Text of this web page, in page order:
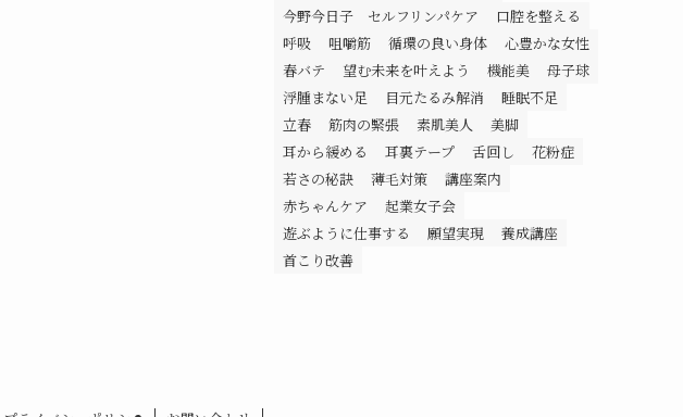
今野今日子 セルフリンパケア
口腔を整える
呼吸
咀嚼筋 循環の良い身体
心豊かな女性
春バテ
望む未来を叶えよう 機能美
母子球
浮腫まない足
目元たるみ解消
睡眠不足
立春
筋肉の緊張 素肌美人
美脚
耳から緩める
耳裏テープ 舌回し
花粉症
若さの秘訣
薄毛対策
講座案内
赤ちゃんケア
起業女子会
遊ぶように仕事する
願望実現
養成講座
首こり改善